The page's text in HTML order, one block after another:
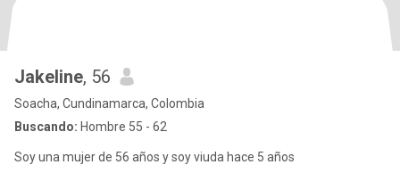
Jakeline, 56
Soacha, Cundinamarca, Colombia
Buscando: Hombre 55 - 62
Soy una mujer de 56 años y soy viuda hace 5 años